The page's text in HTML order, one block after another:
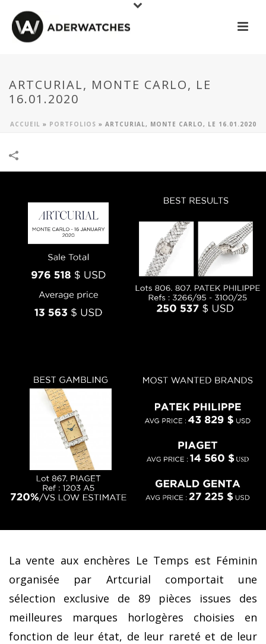
ARTCURIAL, MONTE CARLO, LE
16.01.2020
ACCUEIL » PORTFOLIOS » ARTCURIAL, MONTE CARLO, LE 16.01.2020
La vente aux enchères Le Temps est Féminin
organisée par Artcurial comportait une
sélection exclusive de 89 pièces issues des
meilleures marques horlogères choisies en
fonction de leur état, de leur rareté et de leur